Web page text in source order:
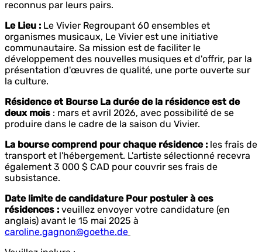
reconnus par leurs pairs.
Le Lieu : Le Vivier Regroupant 60 ensembles et
organismes musicaux, Le Vivier est une initiative
communautaire. Sa mission est de faciliter le
développement des nouvelles musiques et d'offrir, par la
présentation d'œuvres de qualité, une porte ouverte sur
la culture.
Résidence et Bourse La durée de la résidence est de
deux mois : mars et avril 2026, avec possibilité de se
produire dans le cadre de la saison du Vivier.
La bourse comprend pour chaque résidence : les frais de
transport et l'hébergement. L'artiste sélectionné recevra
également 3 000 $ CAD pour couvrir ses frais de
subsistance.
Date limite de candidature Pour postuler à ces
résidences : veuillez envoyer votre candidature (en
anglais) avant le 15 mai 2025 à
caroline.gagnon@goethe.de